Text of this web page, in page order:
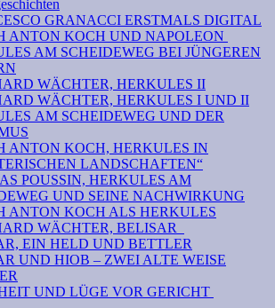
GRANACCI ERSTMALS DIGITAL
ANTON KOCH UND NAPOLEON
AM SCHEIDEWEG BEI JÜNGEREN
WÄCHTER, HERKULES II
WÄCHTER, HERKULES I UND II
AM SCHEIDEWEG UND DER
ANTON KOCH, HERKULES IN
LANDSCHAFTEN“
POUSSIN, HERKULES AM
UND SEINE NACHWIRKUNG
ANTON KOCH ALS HERKULES
WÄCHTER, BELISAR
EIN HELD UND BETTLER
UND HIOB – ZWEI ALTE WEISE
UND LÜGE VOR GERICHT